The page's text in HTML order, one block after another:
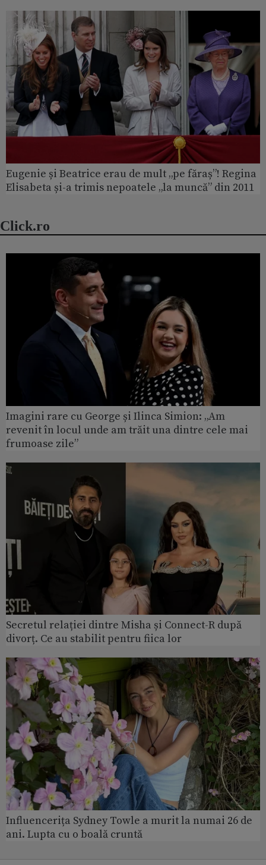
Eugenie și Beatrice erau de mult „pe făraș”! Regina
Elisabeta și-a trimis nepoatele „la muncă” din 2011
Click.ro
Imagini rare cu George și Ilinca Simion: „Am
revenit în locul unde am trăit una dintre cele mai
frumoase zile”
Secretul relației dintre Misha și Connect-R după
divorț. Ce au stabilit pentru fiica lor
Influencerița Sydney Towle a murit la numai 26 de
ani. Lupta cu o boală cruntă